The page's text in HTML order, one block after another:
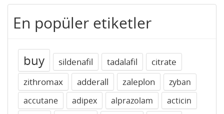
En popüler etiketler
buy sildenafil tadalafil
citrate
zithromax
adderall zaleplon
zyban
accutane
adipex alprazolam
acticin